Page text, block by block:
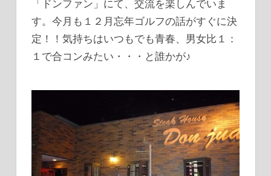
「ドンファン」にて、交流を楽しんでいま
す。今月も１２月忘年ゴルフの話がすぐに決
定！！気持ちはいつもでも青春、男女比１：
１で合コンみたい・・・と誰かが♪